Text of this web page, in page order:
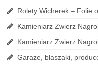
Rolety Wicherek – Folie
Kamieniarz Zwierz
Kamieniarz Zwierz
Garaże, blaszaki,